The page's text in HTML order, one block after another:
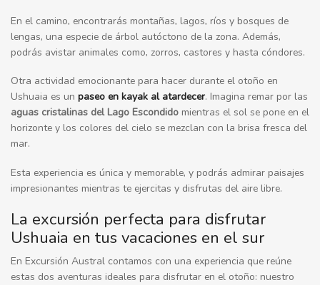
En el camino, encontrarás montañas, lagos, ríos y bosques de
lengas, una especie de árbol autóctono de la zona. Además,
podrás avistar animales como, zorros, castores y hasta cóndores.
Otra actividad emocionante para hacer durante el otoño en
Ushuaia es un paseo en kayak al atardecer. Imagina remar por las
aguas cristalinas del Lago Escondido mientras el sol se pone en el
horizonte y los colores del cielo se mezclan con la brisa fresca del
mar.
Esta experiencia es única y memorable, y podrás admirar paisajes
impresionantes mientras te ejercitas y disfrutas del aire libre.
La excursión perfecta para disfrutar
Ushuaia en tus vacaciones en el sur
En Excursión Austral contamos con una experiencia que reúne
estas dos aventuras ideales para disfrutar en el otoño: nuestro